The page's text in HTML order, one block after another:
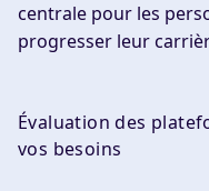
centrale pour les
progresser leur
Évaluation des
vos besoins